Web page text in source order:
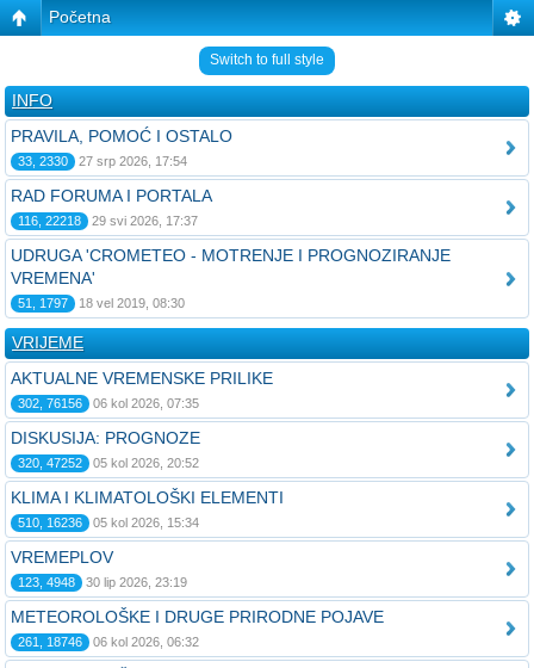
Početna
Switch to full style
INFO
PRAVILA, POMOĆ I OSTALO
33, 2330 27 srp 2026, 17:54
RAD FORUMA I PORTALA
116, 22218 29 svi 2026, 17:37
UDRUGA 'CROMETEO - MOTRENJE I PROGNOZIRANJE
VREMENA'
51, 1797 18 vel 2019, 08:30
VRIJEME
AKTUALNE VREMENSKE PRILIKE
302, 76156 06 kol 2026, 07:35
DISKUSIJA: PROGNOZE
320, 47252 05 kol 2026, 20:52
KLIMA I KLIMATOLOŠKI ELEMENTI
510, 16236 05 kol 2026, 15:34
VREMEPLOV
123, 4948 30 lip 2026, 23:19
METEOROLOŠKE I DRUGE PRIRODNE POJAVE
261, 18746 06 kol 2026, 06:32